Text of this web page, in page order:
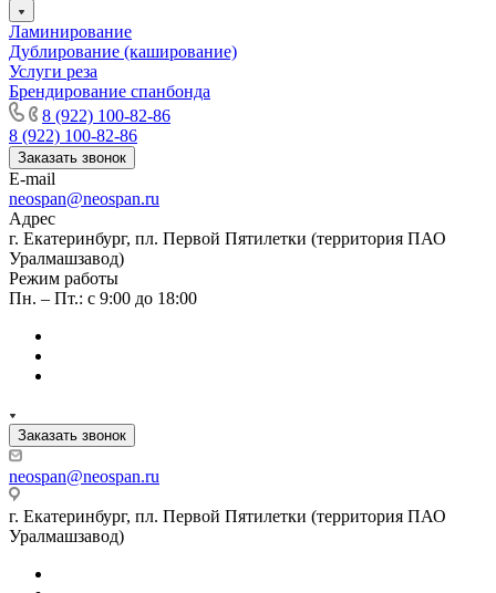
Ламинирование
Дублирование (каширование)
Услуги реза
Брендирование спанбонда
8 (922) 100-82-86
8 (922) 100-82-86
Заказать звонок
E-mail
neospan@neospan.ru
Адрес
г. Екатеринбург, пл. Первой Пятилетки (территория ПАО
Уралмашзавод)
Режим работы
Пн. – Пт.: с 9:00 до 18:00
Заказать звонок
neospan@neospan.ru
г. Екатеринбург, пл. Первой Пятилетки (территория ПАО
Уралмашзавод)